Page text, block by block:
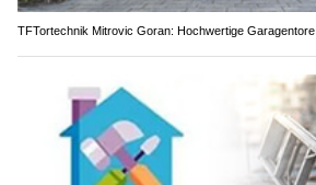
TFTortechnik Mitrovic Goran: Hochwertige